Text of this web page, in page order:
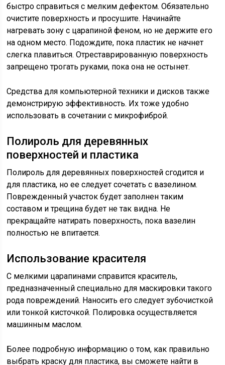
быстро справиться с мелким дефектом. Обязательно
очистите поверхность и просушите. Начинайте
нагревать зону с царапиной феном, но не держите его
на одном место. Подождите, пока пластик не начнет
слегка плавиться. Отреставрированную поверхность
запрещено трогать руками, пока она не остынет.
Средства для компьютерной техники и дисков также
демонстрирую эффективность. Их тоже удобно
использовать в сочетании с микрофиброй.
Полироль для деревянных
поверхностей и пластика
Полироль для деревянных поверхностей сгодится и
для пластика, но ее следует сочетать с вазелином.
Поврежденный участок будет заполнен таким
составом и трещина будет не так видна. Не
прекращайте натирать поверхность, пока вазелин
полностью не впитается.
Использование красителя
С мелкими царапинами справится краситель,
предназначенный специально для маскировки такого
рода повреждений. Наносить его следует зубочисткой
или тонкой кисточкой. Полировка осуществляется
машинным маслом.
Более подробную информацию о том, как правильно
выбрать краску для пластика, вы сможете найти в